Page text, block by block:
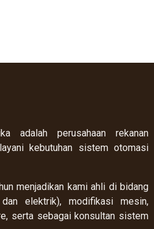
adalah perusahaan rekanan
kebutuhan sistem otomasi
menjadikan kami ahli di bidang
elektrik), modifikasi mesin,
serta sebagai konsultan sistem